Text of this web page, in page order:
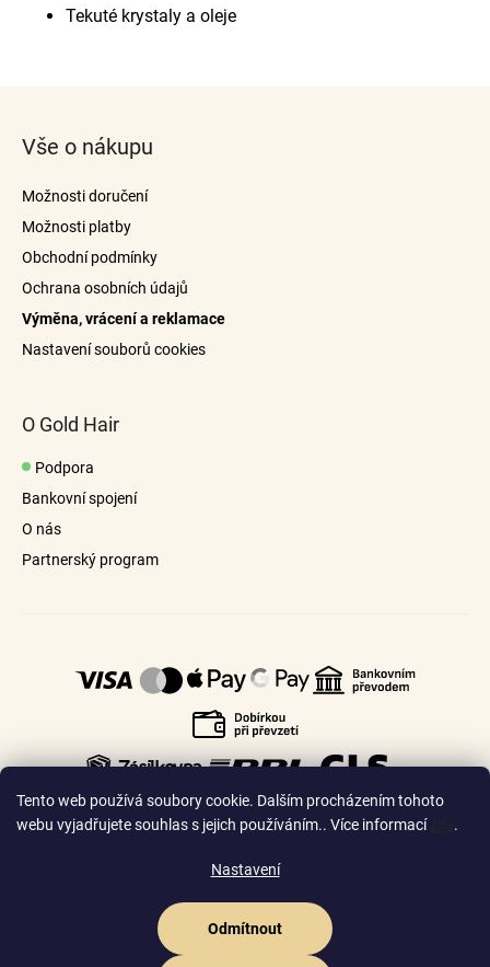
Tento web používá soubory cookie. Dalším procházením tohoto
webu vyjadřujete souhlas s jejich používáním.. Více informací
.
Nastavení
Odmítnout
Tekuté krystaly a oleje
Vše o nákupu
Možnosti doručení
Možnosti platby
Obchodní podmínky
Ochrana osobních údajů
Výměna, vrácení a reklamace
Nastavení souborů cookies
O Gold Hair
Podpora
Bankovní spojení
O nás
Partnerský program
Česko🇸🇰